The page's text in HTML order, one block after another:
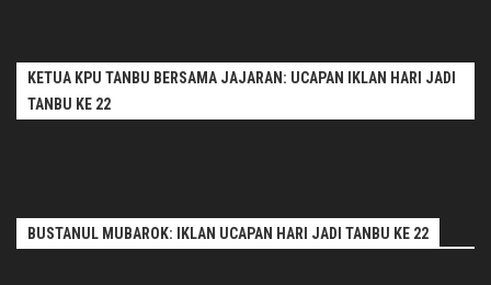
KETUA KPU TANBU BERSAMA JAJARAN: UCAPAN IKLAN HARI JADI
TANBU KE 22
BUSTANUL MUBAROK: IKLAN UCAPAN HARI JADI TANBU KE 22